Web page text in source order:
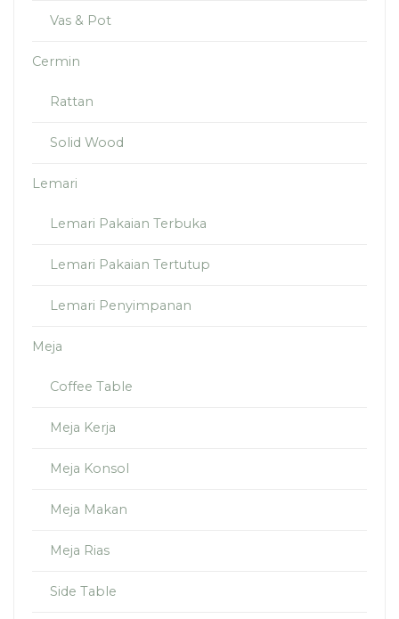
Vas & Pot
Cermin
Rattan
Solid Wood
Lemari
Lemari Pakaian Terbuka
Lemari Pakaian Tertutup
Lemari Penyimpanan
Meja
Coffee Table
Meja Kerja
Meja Konsol
Meja Makan
Meja Rias
Side Table